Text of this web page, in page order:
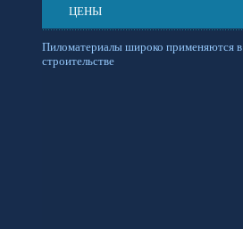
ЦЕНЫ
Пиломатериалы широко применяются в
строительстве